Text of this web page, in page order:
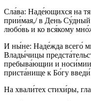
Сла́ва: Наде́ющихся на
прии́мая,/ в День Су́дный
любо́вь и ко вся́кому
И ны́не: Наде́жда всего́
Влады́чицы
пребыва́ющии и носи́мии
приста́нище к Бо́гу
На хвали́тех стихи́ры,